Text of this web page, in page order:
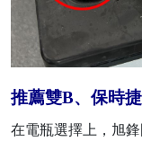
推薦雙B、保時
在電瓶選擇上，旭